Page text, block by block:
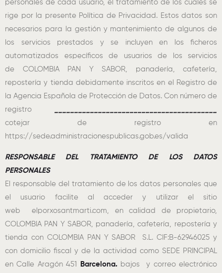
personales de cada usuario, el tratamiento de los cuales se
rige por la presente Política de Privacidad. Estos datos son
necesarios para la gestión y mantenimiento de algunos de
los servicios prestados y se incluyen en los ficheros
automatizados específicos de usuarios de los servicios
de COLOMBIA PAN Y SABOR, panadería, cafetería,
repostería y tienda debidamente inscritos en el Registro de
la Agencia Española de Protección de Datos. Con número de
registro
cotejar de registro en
https://sede.administracionespublicas.gob.es/valida
RESPONSABLE DEL TRATAMIENTO DE LOS DATOS
PERSONALES
El responsable del tratamiento de los datos personales que
el usuario facilite al acceder y utilizar el sitio
web elporxosantmarti.com, en calidad de propietario,
COLOMBIA PAN Y SABOR, panadería, cafetería, repostería y
tienda con COLOMBIA PAN Y SABOR S.L. CIF:B-62946025 y
con domicilio fiscal y de la actividad como SEDE PRINCIPAL
en Calle Aragón 451
Barcelona.bajos y correo electrónico